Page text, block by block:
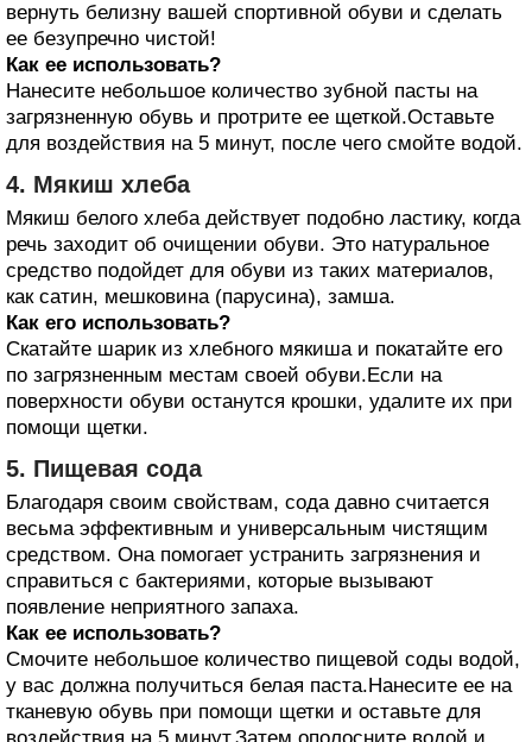
вернуть белизну вашей спортивной обуви и сделать
ее безупречно чистой!
Как ее использовать?
Нанесите небольшое количество зубной пасты на
загрязненную обувь и протрите ее щеткой.Оставьте
для воздействия на 5 минут, после чего смойте водой.
4. Мякиш хлеба
Мякиш белого хлеба действует подобно ластику, когда
речь заходит об очищении обуви. Это натуральное
средство подойдет для обуви из таких материалов,
как сатин, мешковина (парусина), замша.
Как его использовать?
Скатайте шарик из хлебного мякиша и покатайте его
по загрязненным местам своей обуви.Если на
поверхности обуви останутся крошки, удалите их при
помощи щетки.
5. Пищевая сода
Благодаря своим свойствам, сода давно считается
весьма эффективным и универсальным чистящим
средством. Она помогает устранить загрязнения и
справиться с бактериями, которые вызывают
появление неприятного запаха.
Как ее использовать?
Смочите небольшое количество пищевой соды водой,
у вас должна получиться белая паста.Нанесите ее на
тканевую обувь при помощи щетки и оставьте для